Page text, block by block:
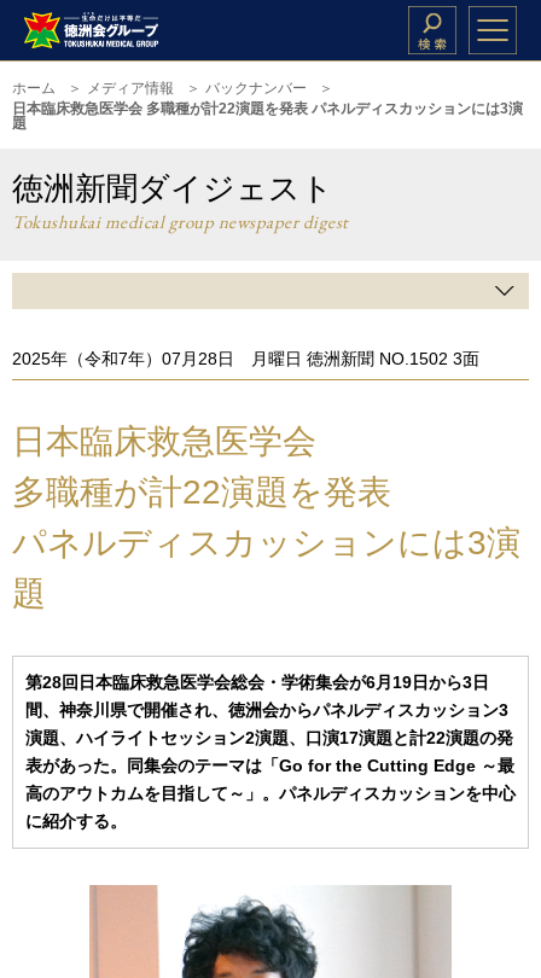
ホーム メディア情報
バックナンバー
日本臨床救急医学会 多職種が計22演題を発表 パネルディスカッションには3演
題
徳洲新聞ダイジェスト
Tokushukai medical group newspaper digest
2025年（令和7年）07月28日 月曜日 徳洲新聞 NO.1502 3面
日本臨床救急医学会
多職種が計22演題を発表
パネルディスカッションには3演
題
第28回日本臨床救急医学会総会・学術集会が6月19日から3日
間、神奈川県で開催され、徳洲会からパネルディスカッション3
演題、ハイライトセッション2演題、口演17演題と計22演題の発
表があった。同集会のテーマは「Go for the Cutting Edge ～最
高のアウトカムを目指して～」。パネルディスカッションを中心
に紹介する。